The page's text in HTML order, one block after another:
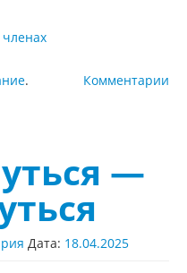
Комментарии
.
—
Дата: 18.04.2025